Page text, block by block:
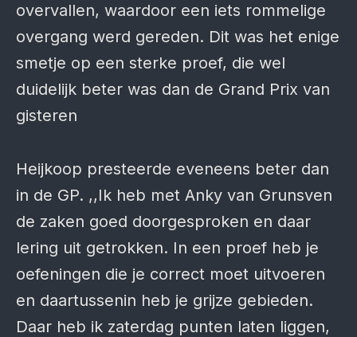
overvallen, waardoor een iets rommelige
overgang werd gereden. Dit was het enige
smetje op een sterke proef, die wel
duidelijk beter was dan de Grand Prix van
gisteren
Heijkoop presteerde eveneens beter dan
in de GP. ,,Ik heb met Anky van Grunsven
de zaken goed doorgesproken en daar
lering uit getrokken. In een proef heb je
oefeningen die je correct moet uitvoeren
en daartussenin heb je grijze gebieden.
Daar heb ik zaterdag punten laten liggen,